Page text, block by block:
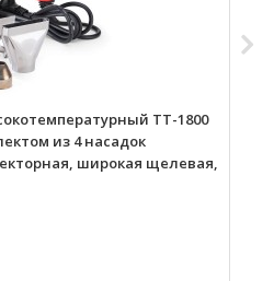
ТТ-1800
из 4 насадок
широкая щелевая,